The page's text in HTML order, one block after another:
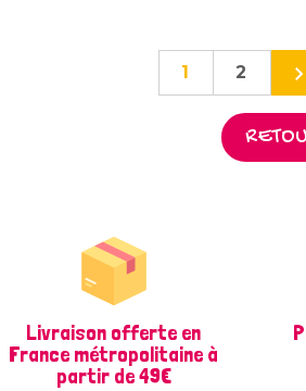
1 2 
Livraison offerte en
France métropolitaine à
partir de 49€